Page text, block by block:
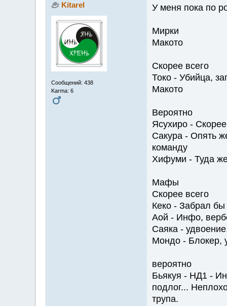
Kitarel
Сообщений: 438
Karma: 6
У меня пока по
Мирки
Макото
Скорее всего
Токо - Убийца,
Макото
Вероятно
Ясухиро -
Сакура - Опять
команду
Хифуми - Туда
Мафы
Скорее всего
Кеко - Забрал
Аой - Инфо,
Саяка -
Мондо - Блокер,
вероятно
Бьякуя - НД1 -
подлог...
трупа.